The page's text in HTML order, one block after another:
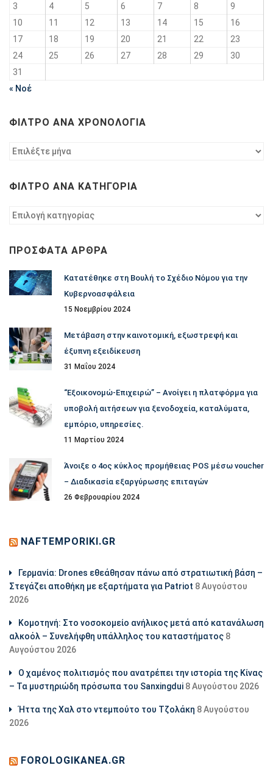
3
4 5 6 7 8
9
10
11 12 13 14 15
16
17
18 19 20 21 22
23
24
25 26 27 28 29
30
31
« Νοέ
ΦΊΛΤΡΟ ΑΝΆ ΧΡΟΝΟΛΟΓΊΑ
Φίλτρο
ΦΊΛΤΡΟ ΑΝΆ ΚΑΤΗΓΟΡΊΑ
Φίλτρο
ΠΡΌΣΦΑΤΑ ΆΡΘΡΑ
Κατατέθηκε στη Βουλή το Σχέδιο Νόμου για την
Κυβερνοασφάλεια
15 Νοεμβρίου 2024
Μετάβαση στην καινοτομική, εξωστρεφή και
έξυπνη εξειδίκευση
31 Μαΐου 2024
“Εξοικονομώ-Επιχειρώ” – Ανοίγει η πλατφόρμα για
υποβολή αιτήσεων για ξενοδοχεία, καταλύματα,
εμπόριο, υπηρεσίες.
11 Μαρτίου 2024
Άνοιξε ο 4ος κύκλος προμήθειας POS μέσω voucher
– Διαδικασία εξαργύρωσης επιταγών
26 Φεβρουαρίου 2024
NAFTEMPORIKI.GR
Γερμανία: Drones εθεάθησαν πάνω από στρατιωτική βάση –
Στεγάζει αποθήκη με εξαρτήματα για Patriot 8 Αυγούστου
2026
Κομοτηνή: Στο νοσοκομείο ανήλικος μετά από κατανάλωση
αλκοόλ – Συνελήφθη υπάλληλος του καταστήματος 8
Αυγούστου 2026
Ο χαμένος πολιτισμός που ανατρέπει την ιστορία της Κίνας
– Τα μυστηριώδη πρόσωπα του Sanxingdui 8 Αυγούστου 2026
Ήττα της Χαλ στο ντεμπούτο του Τζολάκη 8 Αυγούστου
2026
FOROLOGIKANEA.GR